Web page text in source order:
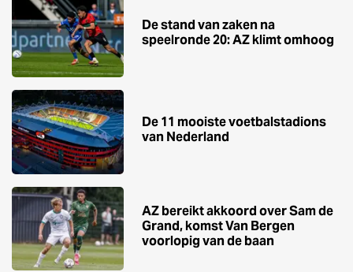
De stand van zaken na
speelronde 20: AZ klimt omhoog
De 11 mooiste voetbalstadions
van Nederland
AZ bereikt akkoord over Sam de
Grand, komst Van Bergen
voorlopig van de baan